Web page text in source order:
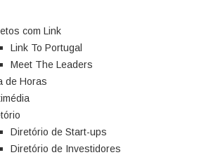
com Link
Link To Portugal
Meet The Leaders
de Horas
Diretório de Start-ups
Diretório de Investidores